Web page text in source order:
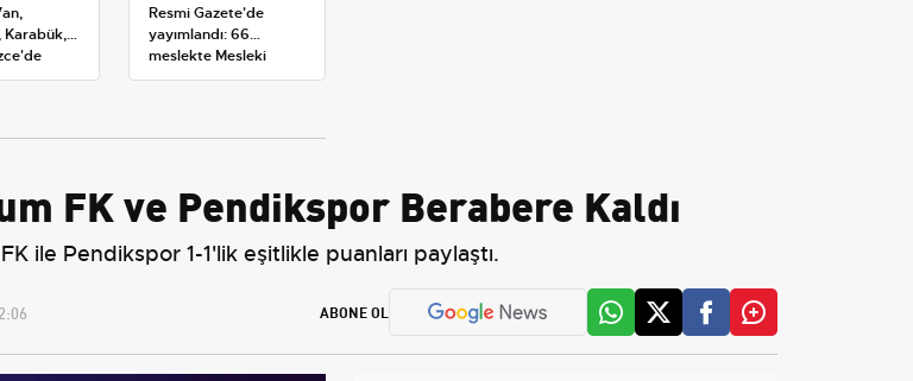
Karabük,
—
Resmi Gazete'de
yayımlandı: 66
meslekte Mesleki
Yeterlilik Belgesi
FK ve Pendikspor Berabere Kaldı
ile Pendikspor 1-1'lik eşitlikle puanları paylaştı.
ABONE OL